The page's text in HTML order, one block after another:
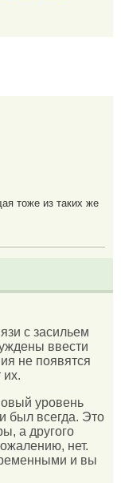
тоже из таких же
с засильем
ввести
не появятся
их.
уровень
был всегда. Это
а другого
нет.
и вы